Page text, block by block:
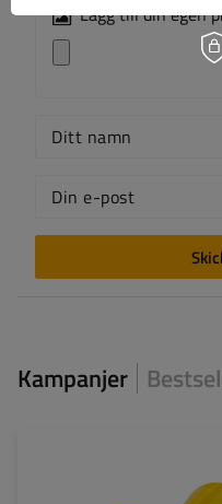
Lägg till din egen
Ditt namn
Din e-post
Kampanjer
94 mm